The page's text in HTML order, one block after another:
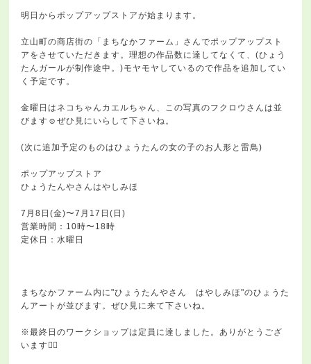
明日からポップアップストアが始まります。
立山町の商店街の「まちなかファーム」さんでポップアップスト
アをさせていただきます。理想の作品数に達してなくて、(ひょう
たんガールが制作途中。)モヤモヤしているので作品を追加してい
く予定です。
金曜日はネコちゃんカエルちゃん、この写真のフクロウさんは並
びます☺️ぜひ見にいらして下さいね。
(次に追加予定のものはひょうたんの女の子のお人形と雷鳥)
ポップアップストア
ひょうたんやさんはやしみほ
7月8日(金)〜7月17日(日)
営業時間：10時〜18時
定休日：水曜日
まちなかファーム内に"ひょうたんやさん はやしみほ"のひょうた
んアートが並びます。ぜひ見に来て下さいね。
※最終日のワークショップは定員に達しました。ありがとうござ
います🙇‍♀️